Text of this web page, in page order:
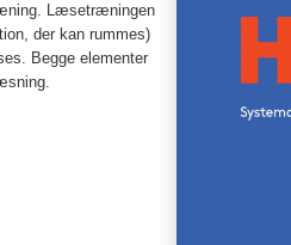
Læsetræningen
der kan rummes)
Begge elementer